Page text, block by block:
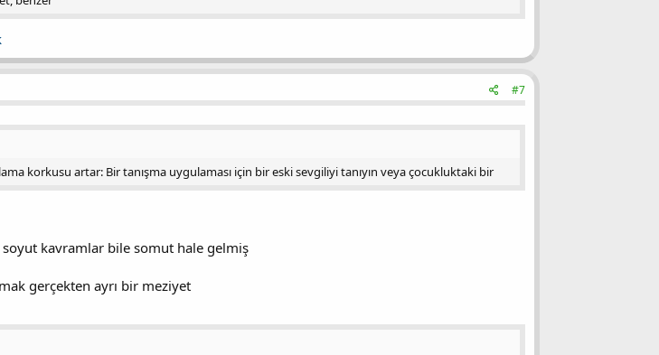
#7
korkusu artar: Bir tanışma uygulaması için bir eski sevgiliyi tanıyın veya çocukluktaki bir
kavramlar bile somut hale gelmiş
gerçekten ayrı bir meziyet